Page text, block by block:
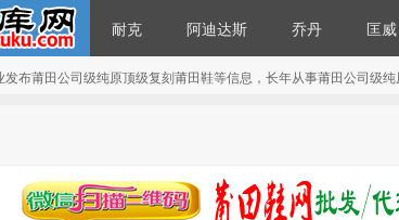
耐克 阿迪达斯 乔丹 匡威
布莆田公司级纯原顶级复刻莆田鞋等信息，长年从事莆田公司级